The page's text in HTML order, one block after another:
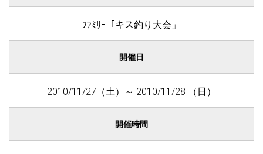
ﾌｧﾐﾘｰ「キス釣り大会」
開催日
2010/11/27（土）～ 2010/11/28 （日）
開催時間